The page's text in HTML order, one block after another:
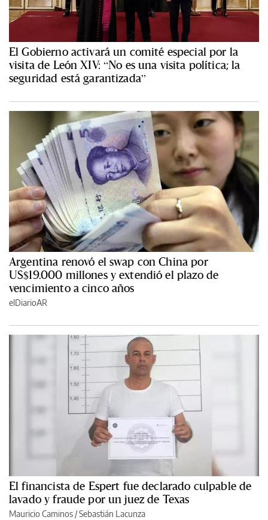
El Gobierno activará un comité especial por la
visita de León XIV: “No es una visita política; la
seguridad está garantizada”
Argentina renovó el swap con China por
US$19.000 millones y extendió el plazo de
vencimiento a cinco años
elDiarioAR
El financista de Espert fue declarado culpable de
lavado y fraude por un juez de Texas
Mauricio Caminos /Sebastián Lacunza